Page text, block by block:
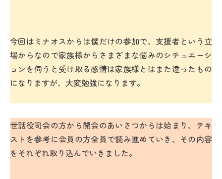
今回はミナオスからは僕だけの参加で、支援者という立
場からなので家族様からさまざまな悩みのシチュエーシ
ョンを伺うと受け取る感情は家族様とはまた違ったもの
になりますが、大変勉強になります。
世話役司会の方から開会のあいさつからは始まり、テキ
ストを参考に会員の方全員で読み進めていき、その内容
をそれぞれ取り込んでいきました。